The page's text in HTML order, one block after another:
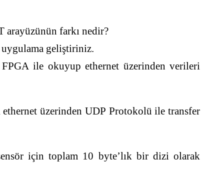
farkı nedir?
geliştiriniz.
ile okuyup ethernet üzerinden verileri
üzerinden UDP Protokolü ile transfer
için toplam 10 byte’lık bir dizi olarak